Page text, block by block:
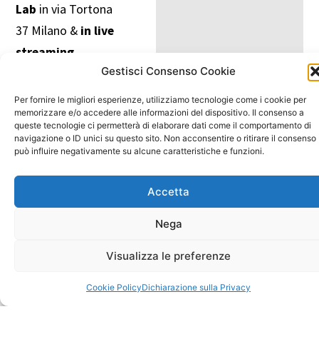
Gestisci Consenso Cookie
Per fornire le migliori esperienze, utilizziamo tecnologie come i cookie per
memorizzare e/o accedere alle informazioni del dispositivo. Il consenso a
queste tecnologie ci permetterà di elaborare dati come il comportamento di
navigazione o ID unici su questo sito. Non acconsentire o ritirare il consenso
può influire negativamente su alcune caratteristiche e funzioni.
Accetta
Nega
Visualizza le preferenze
Cookie PolicyDichiarazione sulla Privacy
Lab in via Tortona
37 Milano & in live
streaming
Di cosa parleremo?
Salubrità indoor,
benessere, sostenibilità
dell’abitare, approccio
olistico e design
biofilico.
R+T Stoccarda, Tece
ALTRI
EVENTI
LIVING: LO
SPAZIO DELLE
DELL’ACCOGLIENZA
10-13:30